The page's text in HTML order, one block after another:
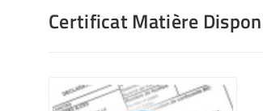
Certificat Matière